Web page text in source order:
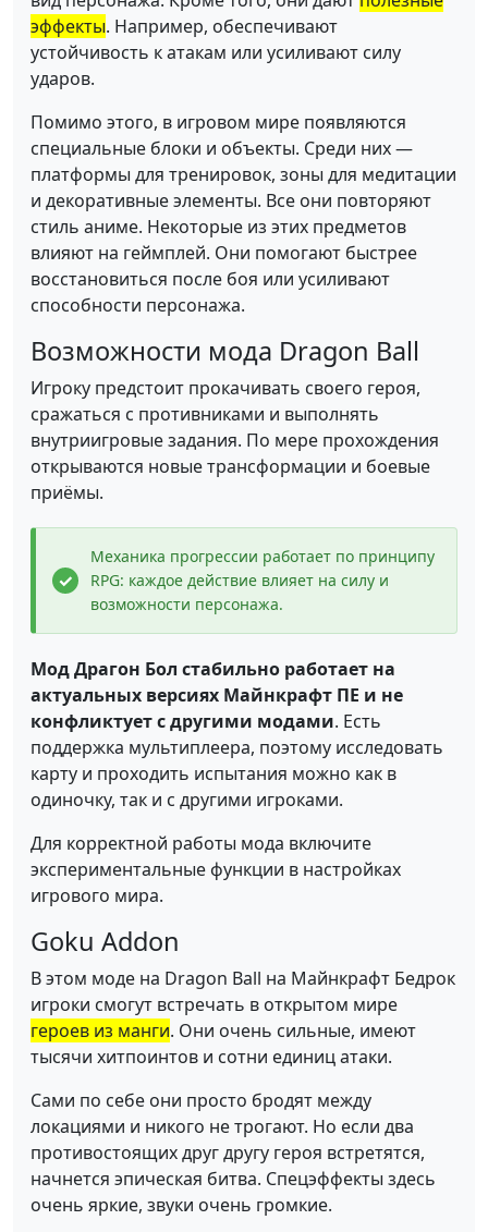
эффекты. Например, обеспечивают
устойчивость к атакам или усиливают силу
ударов.
Помимо этого, в игровом мире появляются
специальные блоки и объекты. Среди них —
платформы для тренировок, зоны для медитации
и декоративные элементы. Все они повторяют
стиль аниме. Некоторые из этих предметов
влияют на геймплей. Они помогают быстрее
восстановиться после боя или усиливают
способности персонажа.
Возможности мода Dragon Ball
Игроку предстоит прокачивать своего героя,
сражаться с противниками и выполнять
внутриигровые задания. По мере прохождения
открываются новые трансформации и боевые
приёмы.
Механика прогрессии работает по принципу
RPG: каждое действие влияет на силу и
возможности персонажа.
Мод Драгон Бол стабильно работает на
актуальных версиях Майнкрафт ПЕ и не
конфликтует с другими модами. Есть
поддержка мультиплеера, поэтому исследовать
карту и проходить испытания можно как в
одиночку, так и с другими игроками.
Для корректной работы мода включите
экспериментальные функции в настройках
игрового мира.
Goku Addon
В этом моде на Dragon Ball на Майнкрафт Бедрок
игроки смогут встречать в открытом мире
героев из манги. Они очень сильные, имеют
тысячи хитпоинтов и сотни единиц атаки.
Сами по себе они просто бродят между
локациями и никого не трогают. Но если два
противостоящих друг другу героя встретятся,
начнется эпическая битва. Спецэффекты здесь
очень яркие, звуки очень громкие.